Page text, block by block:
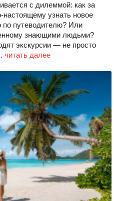
с дилеммой: как за
настоящему узнать новое
по путеводителю? Или
знающими людьми?
экскурсии — не просто
читать далее